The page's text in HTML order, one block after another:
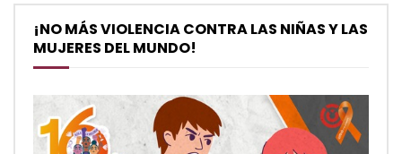
¡NO MÁS VIOLENCIA CONTRA LAS NIÑAS Y LAS
MUJERES DEL MUNDO!